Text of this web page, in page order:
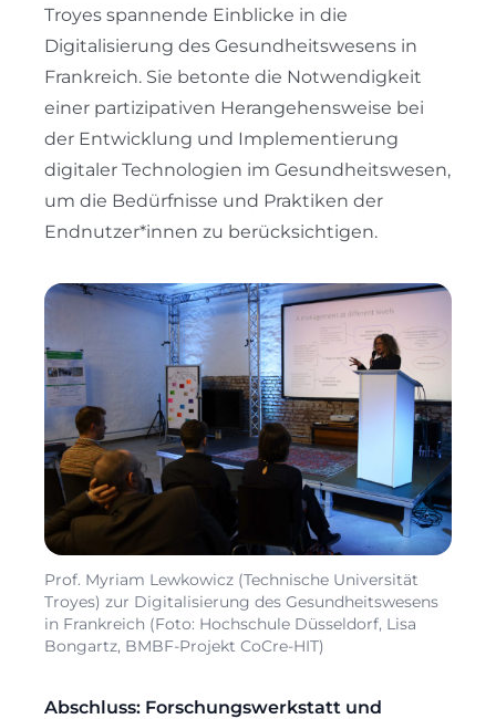
Troyes spannende Einblicke in die
Digitalisierung des Gesundheitswesens in
Frankreich. Sie betonte die Notwendigkeit
einer partizipativen Herangehensweise bei
der Entwicklung und Implementierung
digitaler Technologien im Gesundheitswesen,
um die Bedürfnisse und Praktiken der
Endnutzer*innen zu berücksichtigen.
Prof. Myriam Lewkowicz (Technische Universität
Troyes) zur Digitalisierung des Gesundheitswesens
in Frankreich (Foto: Hochschule Düsseldorf, Lisa
Bongartz, BMBF-Projekt CoCre-HIT)
Abschluss: Forschungswerkstatt und